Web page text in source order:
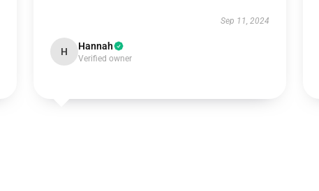
Sep 11, 2024
H Hannah
Verified owner